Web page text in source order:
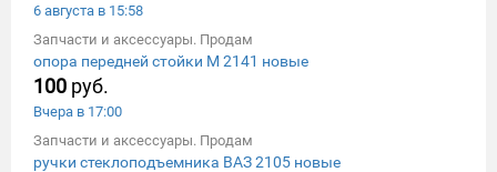
6 августа в 15:58
Запчасти и аксессуары. Продам
опора передней стойки М 2141 новые
100 руб.
Вчера в 17:00
Запчасти и аксессуары. Продам
ручки стеклоподъемника ВАЗ 2105 новые